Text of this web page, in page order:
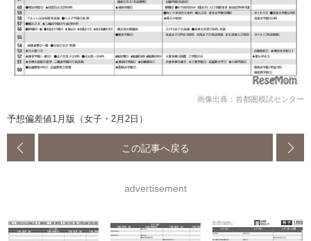
画像出典：首都圏模試センター
予想偏差値1月版（女子・2月2日）
この記事へ戻る
advertisement